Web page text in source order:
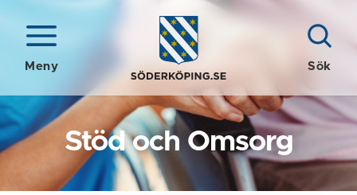
Meny Sök
Stöd och Omsorg